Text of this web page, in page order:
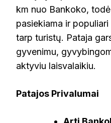
km nuo Bankoko,
pasiekiama ir
tarp turistų. Pataja
gyvenimu,
aktyviu laisvalaikiu.
Patajos Privalumai